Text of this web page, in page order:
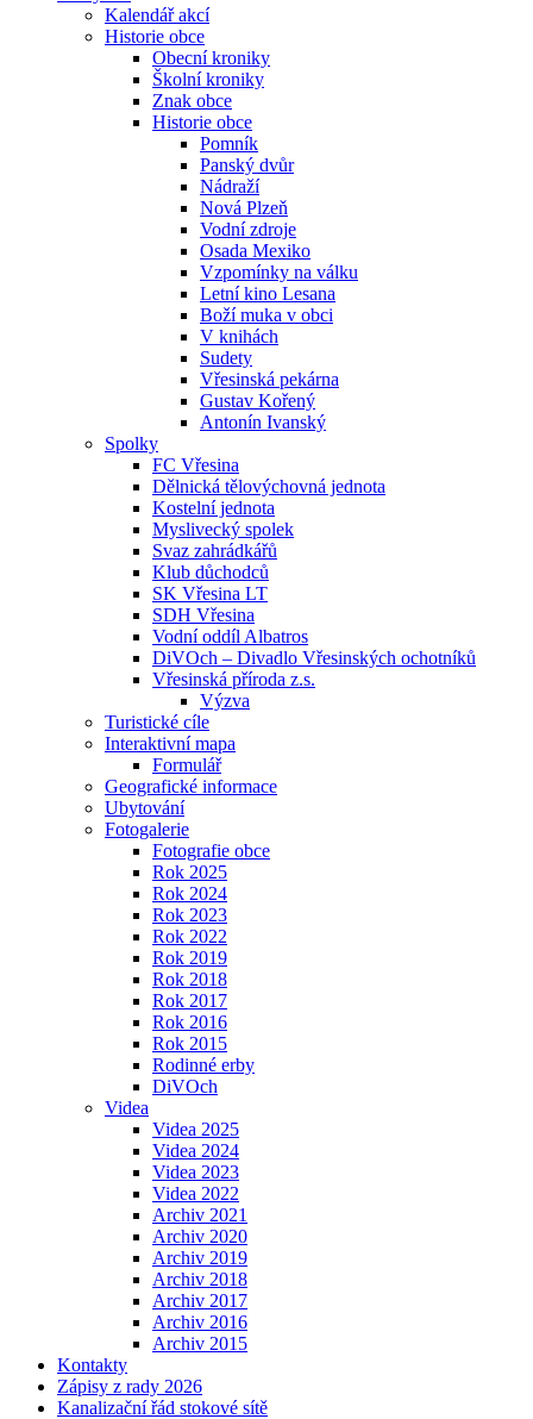
Kalendář akcí
Historie obce
Obecní kroniky
Školní kroniky
Znak obce
Historie obce
Pomník
Panský dvůr
Nádraží
Nová Plzeň
Vodní zdroje
Osada Mexiko
Vzpomínky na válku
Letní kino Lesana
Boží muka v obci
V knihách
Sudety
Vřesinská pekárna
Gustav Kořený
Antonín Ivanský
Spolky
FC Vřesina
Dělnická tělovýchovná jednota
Kostelní jednota
Myslivecký spolek
Svaz zahrádkářů
Klub důchodců
SK Vřesina LT
SDH Vřesina
Vodní oddíl Albatros
DiVOch – Divadlo Vřesinských ochotníků
Vřesinská příroda z.s.
Výzva
Turistické cíle
Interaktivní mapa
Formulář
Geografické informace
Ubytování
Fotogalerie
Fotografie obce
Rok 2025
Rok 2024
Rok 2023
Rok 2022
Rok 2019
Rok 2018
Rok 2017
Rok 2016
Rok 2015
Rodinné erby
DiVOch
Videa
Videa 2025
Videa 2024
Videa 2023
Videa 2022
Archiv 2021
Archiv 2020
Archiv 2019
Archiv 2018
Archiv 2017
Archiv 2016
Archiv 2015
Kontakty
Zápisy z rady 2026
Kanalizační řád stokové sítě